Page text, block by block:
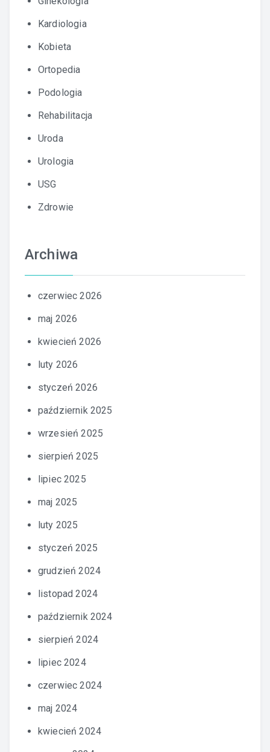
Kardiologia
Kobieta
Ortopedia
Podologia
Rehabilitacja
Uroda
Urologia
USG
Zdrowie
Archiwa
czerwiec 2026
maj 2026
kwiecień 2026
luty 2026
styczeń 2026
październik 2025
wrzesień 2025
sierpień 2025
lipiec 2025
maj 2025
luty 2025
styczeń 2025
grudzień 2024
listopad 2024
październik 2024
sierpień 2024
lipiec 2024
czerwiec 2024
maj 2024
kwiecień 2024